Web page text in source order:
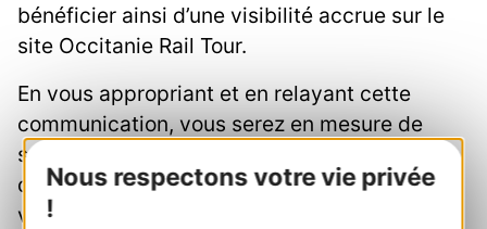
Nous respectons votre vie privée
!
bénéficier ainsi d’une visibilité accrue sur le
site Occitanie Rail Tour.
En vous appropriant et en relayant cette
communication, vous serez en mesure de
séduire une nouvelle clientèle sensible aux
questions environnementales, préférant
voyager en mode slow et tout